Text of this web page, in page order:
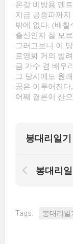
온갖 비방용 멘
지금 공중파까
밖에 없다. (배칠
출신인지 잘 모
그러고보니 이
로영화 거의 빌
금 가수 겸 배우
그 당시에도 원
꿈은 이루어진
어째 결론이 산
봉대리일
봉대리
Tags: 봉대리일